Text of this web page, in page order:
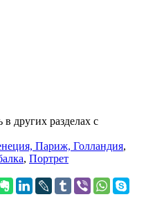
других разделах с
Париж, Голландия,
, Портрет